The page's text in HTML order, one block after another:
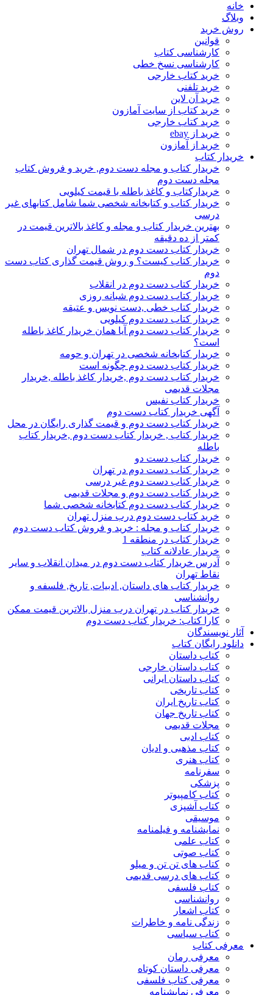
خانه
وبلاگ
روش خرید
قوانین
کارشناسی کتاب
کارشناسی نسخ خطی
خرید کتاب خارجی
خرید تلفنی
خرید آن لاین
خرید کتاب از سایت آمازون
خرید کتاب خارجی
خرید از ebay
خرید از آمازون
خریدار کتاب
خریدار کتاب و مجله دست دوم, خرید و فروش کتاب
مجله دست دوم
خریدارکتاب و کاغذ باطله با قیمت کیلویی
خریدار کتاب و کتابخانه شخصی شما شامل کتابهای غیر
درسی
بهترین خریدار کتاب و مجله و کاغذ بالاترین قیمت در
کمتر از ده دقیقه
خریدار کتاب دست دوم در شمال تهران
خریدار کتاب کیست؟ و روش قیمت گذاری کتاب دست
دوم
خریدار کتاب دست دوم در انقلاب
خریدار کتاب دست دوم شبانه روزی
خریدار کتاب خطی ,دست نویس و عتیقه
خریدار کتاب دست دوم کیلویی
خریدار کتاب دست دوم آیا همان خریدار کاغذ باطله
است؟
خریدار کتابخانه شخصی در تهران و حومه
خریدار کتاب دست دوم چگونه است
خریدار کتاب دست دوم ,خریدار کاغذ باطله ,خریدار
مجلات قدیمی
خریدار کتاب نفیس
آگهی خریدار کتاب دست دوم
خریدار کتاب دست دوم و قیمت گذاری رایگان در محل
خریدار کتاب , خریدار کتاب دست دوم ,خریدار کتاب
باطله
خریدار کتاب دست دو
خریدار کتاب دست دوم در تهران
خریدار کتاب دست دوم غیر درسی
خریدار کتاب دست دوم و مجلات قدیمی
خریدار کتاب دست دوم کتابخانه شخصی شما
خرید کتاب دست دوم درب منزل تهران
خریدار کتاب و مجله : خرید و فروش کتاب دست دوم
خریدار کتاب در منطقه 1
خریدار عادلانه کتاب
آدرس خریدار کتاب دست دوم در میدان انقلاب و سایر
نقاط تهران
خریدار کتاب های داستان, ادبیات, تاریخ, فلسفه و
روانشناسی
خریدار کتاب در تهران درب منزل بالاترین قیمت ممکن
کارا کتاب: خریدار کتاب دست دوم
آثار نویسندگان
دانلود رایگان کتاب
کتاب داستان
کتاب داستان خارجی
کتاب داستان ایرانی
کتاب تاریخی
کتاب تاریخ ایران
کتاب تاریخ جهان
مجلات قدیمی
کتاب ادبی
کتاب مذهبی و ادیان
کتاب هنری
سفرنامه
پزشکی
کتاب کامپیوتر
کتاب آشپزی
موسیقی
نمایشنامه و فیلمنامه
کتاب علمی
کتاب صوتی
کتاب های تن تن و میلو
کتاب های درسی قدیمی
کتاب فلسفی
روانشناسی
کتاب اشعار
زندگی نامه و خاطرات
کتاب سیاسی
معرفی کتاب
معرفی رمان
معرفی داستان کوتاه
معرفی کتاب فلسفی
معرفی نمایشنامه